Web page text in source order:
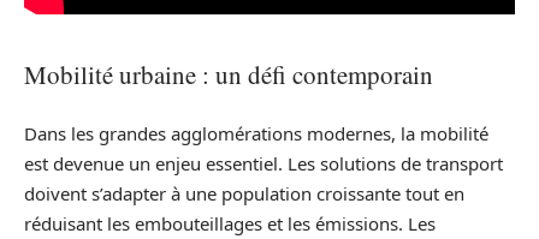
Mobilité urbaine : un défi contemporain
Dans les grandes agglomérations modernes, la mobilité
est devenue un enjeu essentiel. Les solutions de transport
doivent s’adapter à une population croissante tout en
réduisant les embouteillages et les émissions. Les